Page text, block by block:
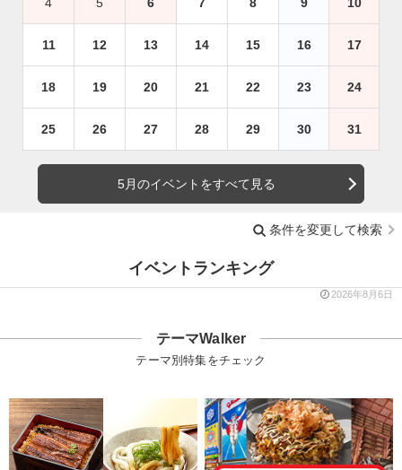
11 12 13 14 15 16 17
18 19 20 21 22 23 24
25 26 27 28 29 30 31
5月のイベントをすべて見る
条件を変更して検索
イベントランキング
2026年8月6日
テーマWalker
テーマ別特集をチェック